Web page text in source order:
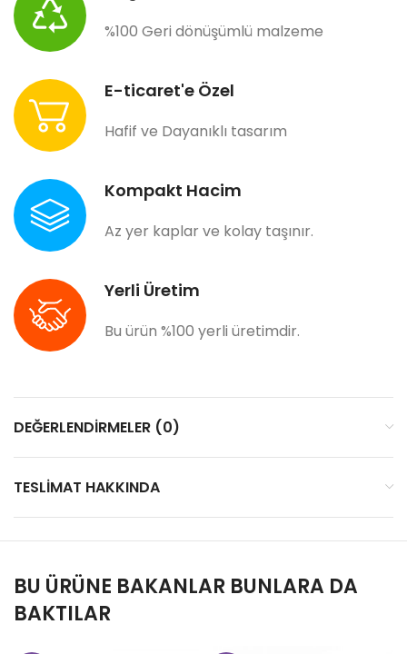
%100 Geri dönüşümlü malzeme
E-ticaret'e Özel
Hafif ve Dayanıklı tasarım
Kompakt Hacim
Az yer kaplar ve kolay taşınır.
Yerli Üretim
Bu ürün %100 yerli üretimdir.
DEĞERLENDIRMELER (0)
TESLIMAT HAKKINDA
BU ÜRÜNE BAKANLAR BUNLARA DA
BAKTILAR